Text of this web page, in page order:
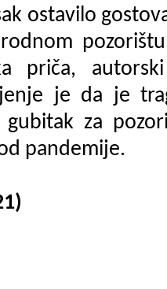
ostavilo
priča,
je da je
gubitak za
pandemije.